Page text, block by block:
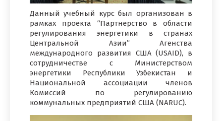
Данный учебный курс был организован в
рамках проекта “Партнерство в области
регулирования энергетики в странах
Центральной Азии” Агенства
международного развития США (USAID), в
сотрудничестве с Министерством
энергетики Республики Узбекистан и
Национальной ассоциации членов
Комиссий по регулированию
коммунальных предприятий США (NARUC).